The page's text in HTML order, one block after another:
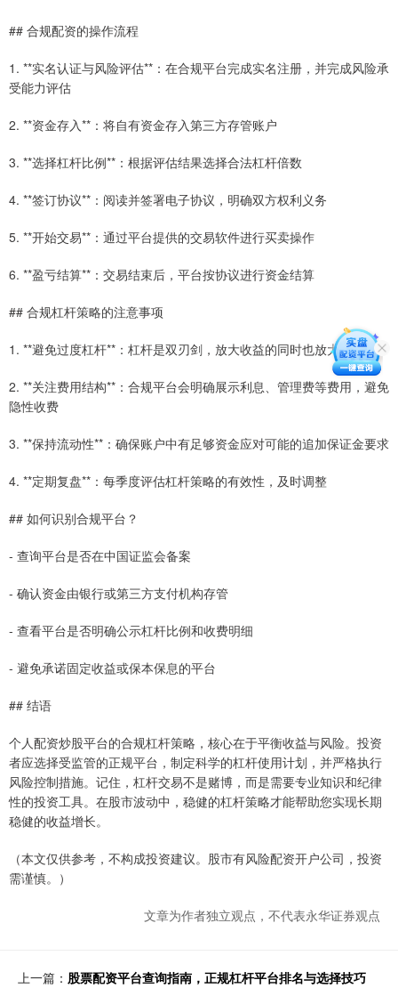
## 合规配资的操作流程
1. **实名认证与风险评估**：在合规平台完成实名注册，并完成风险承
受能力评估
2. **资金存入**：将自有资金存入第三方存管账户
3. **选择杠杆比例**：根据评估结果选择合法杠杆倍数
4. **签订协议**：阅读并签署电子协议，明确双方权利义务
5. **开始交易**：通过平台提供的交易软件进行买卖操作
6. **盈亏结算**：交易结束后，平台按协议进行资金结算
## 合规杠杆策略的注意事项
1. **避免过度杠杆**：杠杆是双刃剑，放大收益的同时也放大损失
2. **关注费用结构**：合规平台会明确展示利息、管理费等费用，避免
隐性收费
3. **保持流动性**：确保账户中有足够资金应对可能的追加保证金要求
4. **定期复盘**：每季度评估杠杆策略的有效性，及时调整
## 如何识别合规平台？
- 查询平台是否在中国证监会备案
- 确认资金由银行或第三方支付机构存管
- 查看平台是否明确公示杠杆比例和收费明细
- 避免承诺固定收益或保本保息的平台
## 结语
个人配资炒股平台的合规杠杆策略，核心在于平衡收益与风险。投资
者应选择受监管的正规平台，制定科学的杠杆使用计划，并严格执行
风险控制措施。记住，杠杆交易不是赌博，而是需要专业知识和纪律
性的投资工具。在股市波动中，稳健的杠杆策略才能帮助您实现长期
稳健的收益增长。
（本文仅供参考，不构成投资建议。股市有风险配资开户公司，投资
需谨慎。）
文章为作者独立观点，不代表永华证券观点
上一篇： 股票配资平台查询指南，正规杠杆平台排名与选择技巧